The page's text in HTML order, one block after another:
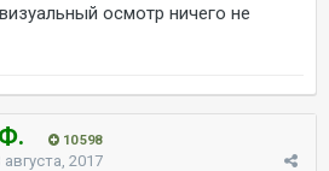
осмотр ничего не
10 598
августа, 2017